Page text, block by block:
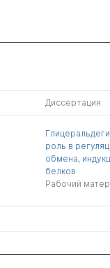
Диссертация
роль в
обмена,
белков
Рабочий